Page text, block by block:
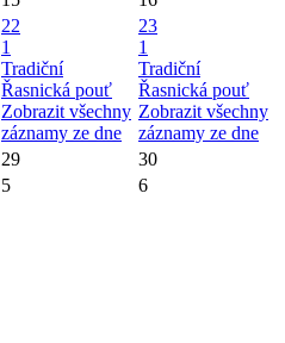
22
1
Tradiční
Řasnická pouť
Zobrazit všechny
záznamy ze dne
23
1
Tradiční
Řasnická pouť
Zobrazit všechny
záznamy ze dne
29
30
5 6